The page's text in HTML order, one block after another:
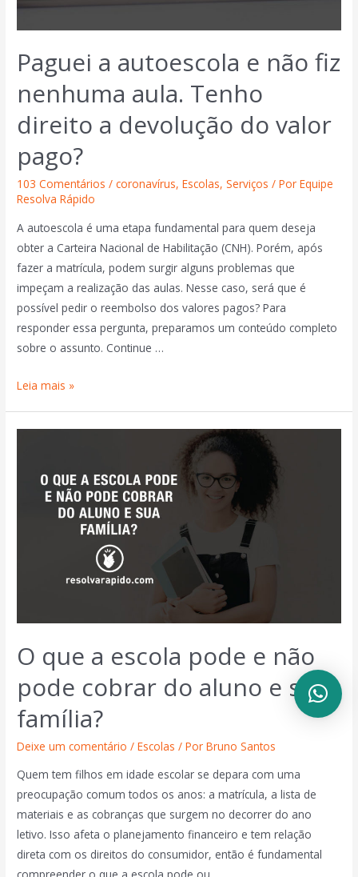
Paguei a autoescola e não fiz
nenhuma aula. Tenho
direito a devolução do valor
pago?
103 Comentários /coronavírus,Escolas,Serviços / PorEquipe
Resolva Rápido
A autoescola é uma etapa fundamental para quem deseja
obter a Carteira Nacional de Habilitação (CNH). Porém, após
fazer a matrícula, podem surgir alguns problemas que
impeçam a realização das aulas. Nesse caso, será que é
possível pedir o reembolso dos valores pagos? Para
responder essa pergunta, preparamos um conteúdo completo
sobre o assunto. Continue …
Leia mais »
O que a escola pode e não
pode cobrar do aluno e sua
família?
Deixe um comentário /Escolas / PorBruno Santos
Quem tem filhos em idade escolar se depara com uma
preocupação comum todos os anos: a matrícula, a lista de
materiais e as cobranças que surgem no decorrer do ano
letivo. Isso afeta o planejamento financeiro e tem relação
direta com os direitos do consumidor, então é fundamental